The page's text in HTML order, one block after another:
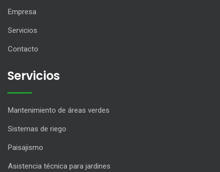
Empresa
Servicios
Contacto
Servicios
Mantenimiento de áreas verdes
Sistemas de riego
Paisajismo
Asistencia técnica para jardines